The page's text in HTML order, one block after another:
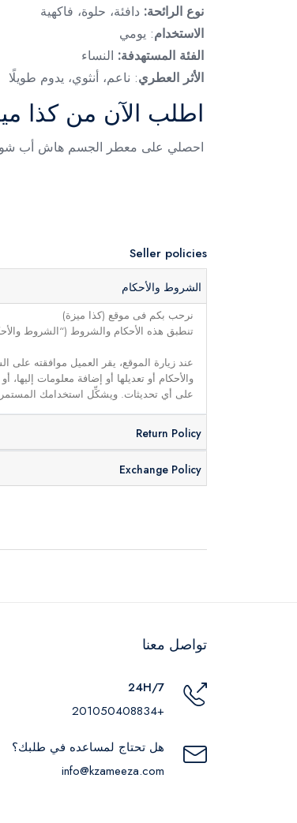
نوع الرائحة: دافئة، حلوة، فاكهية
الاستخدام: يومي
الفئة المستهدفة: النساء
الأثر العطري: ناعم، أنثوي، يدوم طويلًا
اطلب الآن من كذا
احصلي على معطر الجسم هاش أب شوجر راش – 235 مللي
Seller policies
الشروط والأحكام
نرحب بكم فى موقع (كذا ميزة)
تنطبق هذه الأحكام والشروط (“الشروط
عند زيارة الموقع، يقر العميل موافقته
والأحكام أو تعديلها أو إضافة معلومات
على أي تحديثات. ويشكِّل استخدامك المستمر
Return Policy
Exchange Policy
تواصل معنا
24H/7
+201050408834
هل تحتاج لمساعده في طلبك؟
info@kzameeza.com